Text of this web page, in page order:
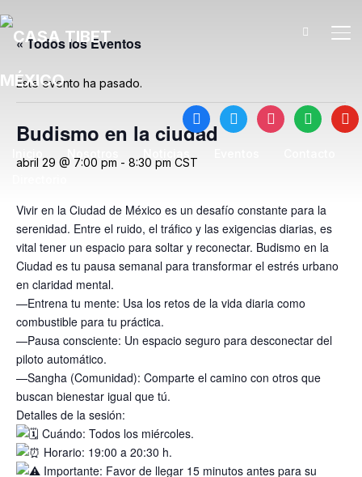
facebooktwitter instagramspotify
« Todos los Eventos
Este evento ha pasado.
Budismo en la ciudad
abril 29 @ 7:00 pm - 8:30 pm CST
Vivir en la Ciudad de México es un desafío constante para la
serenidad. Entre el ruido, el tráfico y las exigencias diarias, es
vital tener un espacio para soltar y reconectar. Budismo en la
Ciudad es tu pausa semanal para transformar el estrés urbano
en claridad mental.
—Entrena tu mente: Usa los retos de la vida diaria como
combustible para tu práctica.
—Pausa consciente: Un espacio seguro para desconectar del
piloto automático.
—Sangha (Comunidad): Comparte el camino con otros que
buscan bienestar igual que tú.
Detalles de la sesión:
Cuándo: Todos los miércoles.
Horario: 19:00 a 20:30 h.
Importante: Favor de llegar 15 minutos antes para su